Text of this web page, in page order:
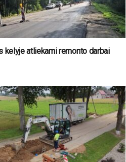
kelyje atliekami remonto darbai